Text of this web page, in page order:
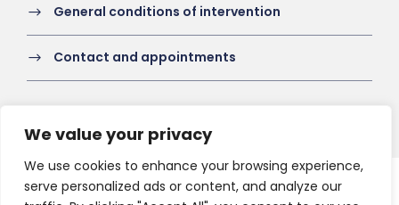
We value your privacy
We use cookies to enhance your browsing experience,
serve personalized ads or content, and analyze our
General conditions of intervention
Contact and appointments
Copyright 2021 HV-A, All Right Reserved